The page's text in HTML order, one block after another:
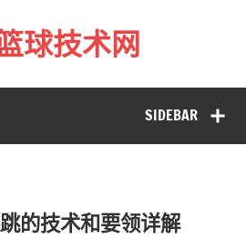
球技术网
SIDEBAR
的技术和要领详解